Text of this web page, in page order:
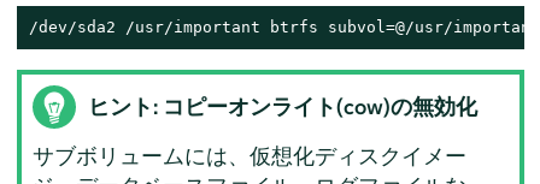
/dev/sda2 /usr/important btrfs subvol=@/usr/
ヒント: コピーオンライト(cow)の無効化
サブボリュームには、仮想化ディスクイメー